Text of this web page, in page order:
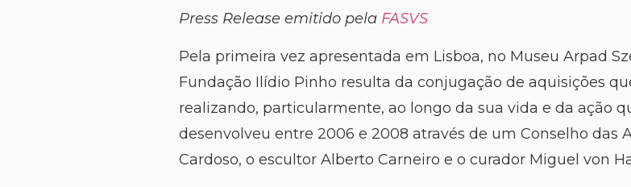
Press Release emitido pela FASVS
Pela primeira vez apresentada em Lisboa, no Museu Arpad
Fundação Ilídio Pinho resulta da conjugação de aquisições
realizando, particularmente, ao longo da sua vida e da ação
desenvolveu entre 2006 e 2008 através de um Conselho das
Cardoso, o escultor Alberto Carneiro e o curador Miguel von